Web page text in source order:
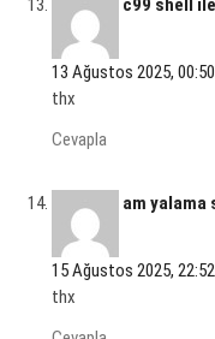
c99 shell
13 Ağustos 2025, 00:50
thx
Cevapla
am yalama
15 Ağustos 2025, 22:52
thx